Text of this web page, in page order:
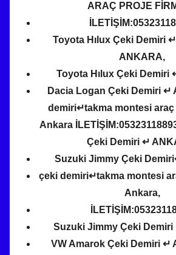
ARAÇ PROJE
Toyota Hılux Çeki Demiri
ANKARA,
Toyota Hılux Çeki Demiri
Dacia Logan Çeki Demiri ↵
demiri↵takma montesi araç
Ankara
Çeki Demiri ↵
Suzuki Jimmy Çeki
çeki demiri↵takma montesi
Ankara,
Suzuki Jimmy Çeki
VW Amarok Çeki Demiri ↵